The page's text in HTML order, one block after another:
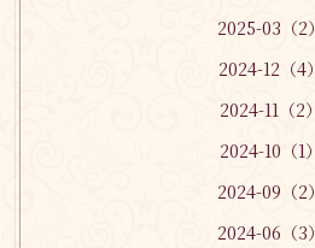
2025-03（2）
2024-12（4）
2024-11（2）
2024-10（1）
2024-09（2）
2024-06（3）